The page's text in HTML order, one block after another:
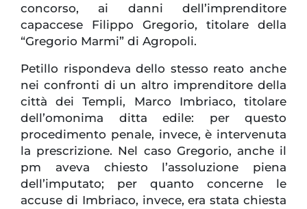
concorso, ai danni dell’imprenditore
capaccese Filippo Gregorio, titolare della
“Gregorio Marmi” di Agropoli.
Petillo rispondeva dello stesso reato anche
nei confronti di un altro imprenditore della
città dei Templi, Marco Imbriaco, titolare
dell’omonima ditta edile: per questo
procedimento penale, invece, è intervenuta
la prescrizione. Nel caso Gregorio, anche il
pm aveva chiesto l’assoluzione piena
dell’imputato; per quanto concerne le
accuse di Imbriaco, invece, era stata chiesta